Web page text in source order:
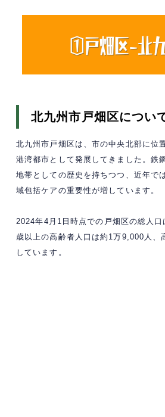
北九州市戸畑区につい
北九州市戸畑区は、市の中央北部に位
港湾都市として発展してきました。鉄
地帯としての歴史を持ちつつ、近年で
域包括ケアの重要性が増しています。
2024年4月1日時点での戸畑区の総人
歳以上の高齢者人口は約1万9,000人、
しています。